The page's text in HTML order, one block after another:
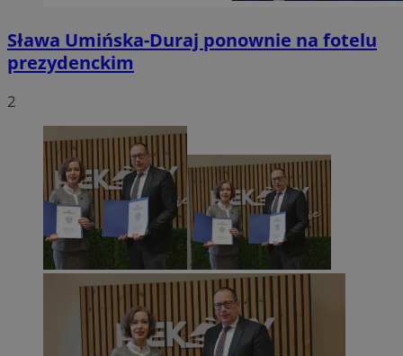
Sława Umińska-Duraj ponownie na fotelu
prezydenckim
2